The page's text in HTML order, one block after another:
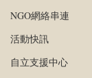
NGO網絡串連
活動快訊
自立支援中心